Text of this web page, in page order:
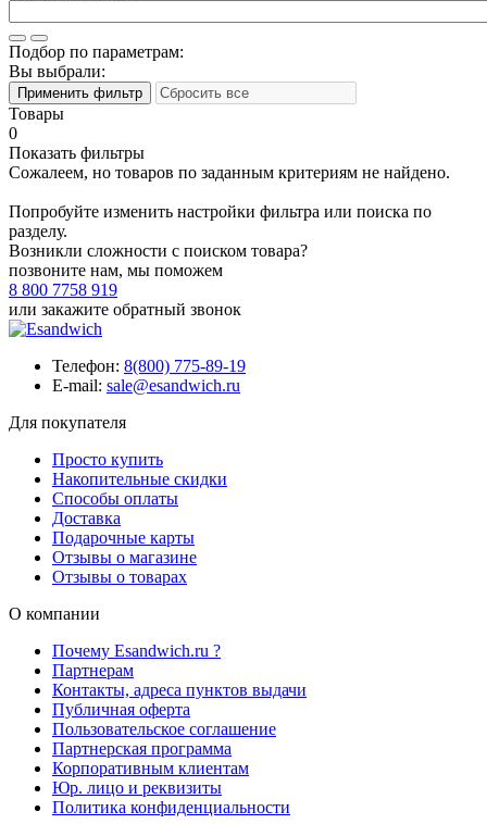
Подбор по параметрам:
Вы выбрали:
Товары
0
Показать фильтры
Сожалеем, но товаров по заданным критериям не найдено.
Попробуйте изменить настройки фильтра или поиска по
разделу.
Возникли сложности с поиском товара?
позвоните нам, мы поможем
8 800 7758 919
или закажите обратный звонок
Телефон: 8(800) 775-89-19
E-mail: sale@esandwich.ru
Для покупателя
Просто купить
Накопительные скидки
Способы оплаты
Доставка
Подарочные карты
Отзывы о магазине
Отзывы о товарах
О компании
Почему Esandwich.ru ?
Партнерам
Контакты, адреса пунктов выдачи
Публичная оферта
Пользовательское соглашение
Партнерская программа
Корпоративным клиентам
Юр. лицо и реквизиты
Политика конфиденциальности